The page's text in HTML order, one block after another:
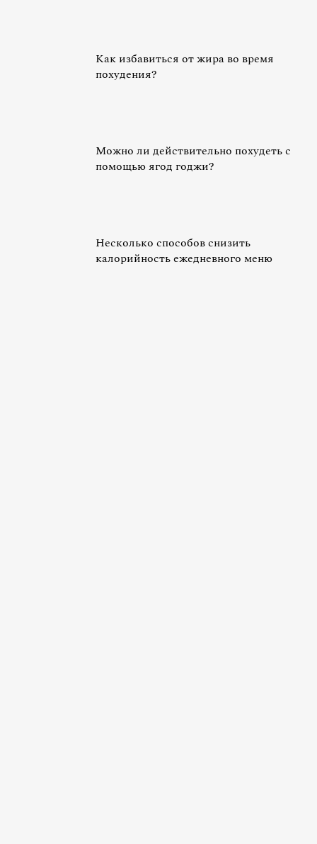
Как избавиться от жира во время
похудения?
Можно ли действительно похудеть с
помощью ягод годжи?
Несколько способов снизить
калорийность ежедневного меню